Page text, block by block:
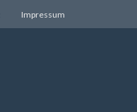
Impressum